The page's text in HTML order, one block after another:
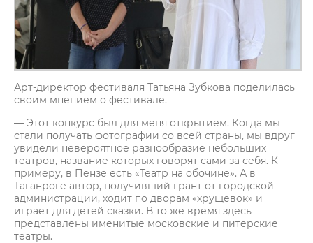
Арт-директор фестиваля Татьяна Зубкова поделилась
своим мнением о фестивале.
— Этот конкурс был для меня открытием. Когда мы
стали получать фотографии со всей страны, мы вдруг
увидели невероятное разнообразие небольших
театров, название которых говорят сами за себя. К
примеру, в Пензе есть «Театр на обочине». А в
Таганроге автор, получивший грант от городской
администрации, ходит по дворам «хрущевок» и
играет для детей сказки. В то же время здесь
представлены именитые московские и питерские
театры.